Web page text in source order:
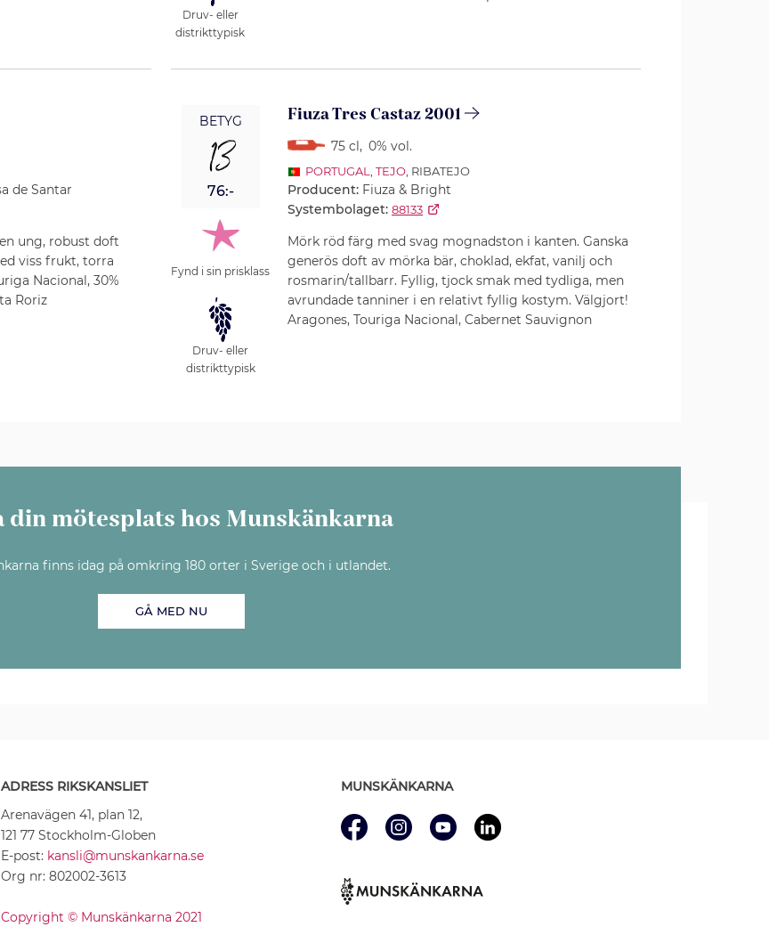
Druv- eller
distrikttypisk
de Santar
ung, robust doft
viss frukt, torra
Nacional, 30%
Roriz
BETYG
13
76:-
Fynd i sin prisklass
Druv- eller
distrikttypisk
Fiuza Tres Castaz 2001
75 cl, 0% vol.
PORTUGAL TEJO, RIBATEJO
Producent: Fiuza & Bright
Systembolaget: 88133
Mörk röd färg med svag mognadston i kanten. Ganska
generös doft av mörka bär, choklad, ekfat, vanilj och
rosmarin/tallbarr. Fyllig, tjock smak med tydliga, men
avrundade tanniner i en relativt fyllig kostym. Välgjort!
Aragones, Touriga Nacional, Cabernet Sauvignon
din mötesplats hos Munskänkarna
finns idag på omkring 180 orter i Sverige och i utlandet.
GÅ MED NU
ADRESS RIKSKANSLIET
Arenavägen 41, plan 12,
121 77 Stockholm-Globen
E-post: kansli@munskankarna.se
Org nr: 802002-3613
Copyright © Munskänkarna 2021
MUNSKÄNKARNA